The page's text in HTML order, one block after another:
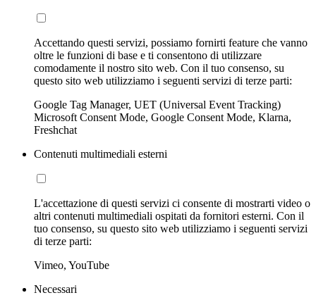
Accettando questi servizi, possiamo fornirti feature che vanno
oltre le funzioni di base e ti consentono di utilizzare
comodamente il nostro sito web. Con il tuo consenso, su
questo sito web utilizziamo i seguenti servizi di terze parti:
Google Tag Manager, UET (Universal Event Tracking)
Microsoft Consent Mode, Google Consent Mode, Klarna,
Freshchat
Contenuti multimediali esterni
L'accettazione di questi servizi ci consente di mostrarti video o
altri contenuti multimediali ospitati da fornitori esterni. Con il
tuo consenso, su questo sito web utilizziamo i seguenti servizi
di terze parti:
Vimeo, YouTube
Necessari